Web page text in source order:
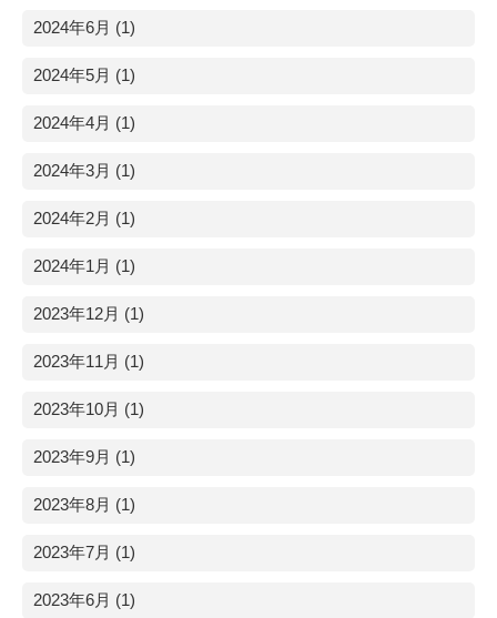
2024年6月 (1)
2024年5月 (1)
2024年4月 (1)
2024年3月 (1)
2024年2月 (1)
2024年1月 (1)
2023年12月 (1)
2023年11月 (1)
2023年10月 (1)
2023年9月 (1)
2023年8月 (1)
2023年7月 (1)
2023年6月 (1)